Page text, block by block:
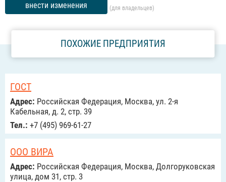
внести изменения (для владельцев)
ПОХОЖИЕ ПРЕДПРИЯТИЯ
ГОСТ
Адрес: Российcкая Федерация, Москва, ул. 2-я
Кабельная, д. 2, стр. 39
Тел.: +7 (495) 969-61-27
ООО ВИРА
Адрес: Российcкая Федерация, Москва, Долгоруковская
улица, дом 31, стр. 3